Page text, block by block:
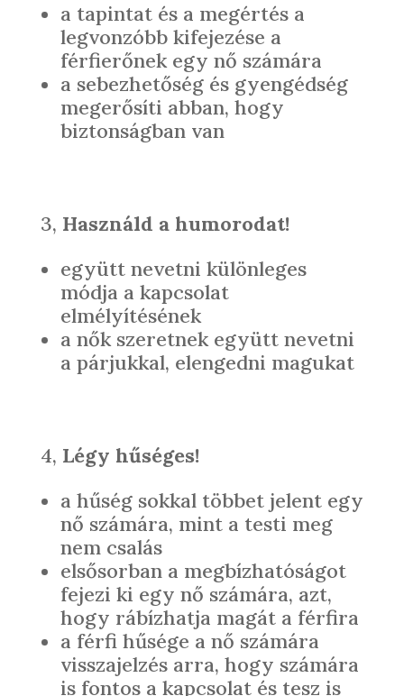
a tapintat és a megértés a
legvonzóbb kifejezése a
férfierőnek egy nő számára
a sebezhetőség és gyengédség
megerősíti abban, hogy
biztonságban van
3, Használd a humorodat!
együtt nevetni különleges
módja a kapcsolat
elmélyítésének
a nők szeretnek együtt nevetni
a párjukkal, elengedni magukat
4, Légy hűséges!
a hűség sokkal többet jelent egy
nő számára, mint a testi meg
nem csalás
elsősorban a megbízhatóságot
fejezi ki egy nő számára, azt,
hogy rábízhatja magát a férfira
a férfi hűsége a nő számára
visszajelzés arra, hogy számára
is fontos a kapcsolat és tesz is